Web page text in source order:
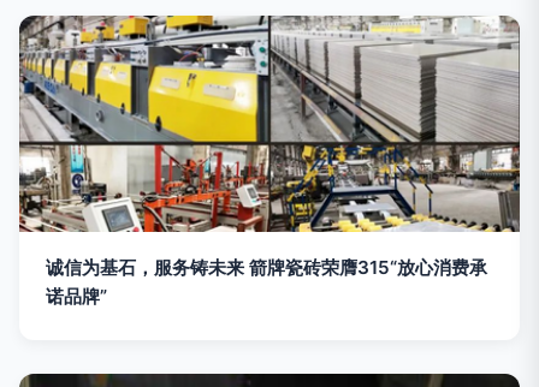
诚信为基石，服务铸未来 箭牌瓷砖荣膺315“放心消费承
诺品牌”